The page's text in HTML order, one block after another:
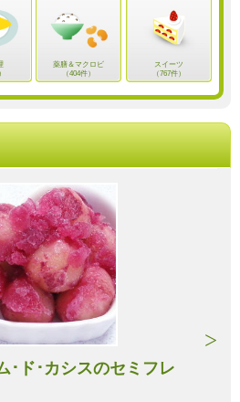
薬膳＆マクロビ
（404件）
スイーツ
（767件）
･ド･カシスのセミフレ